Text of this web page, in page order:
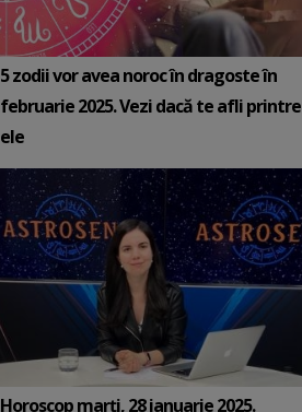
5 zodii vor avea noroc în dragoste în
februarie 2025. Vezi dacă te afli printre
ele
Horoscop marți, 28 ianuarie 2025.